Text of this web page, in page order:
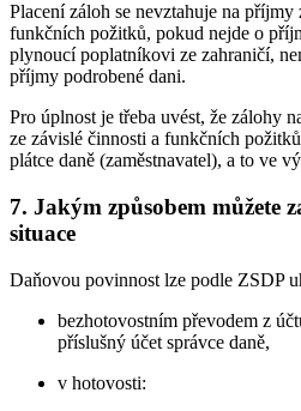
Placení záloh se nevztahuje na příjmy
funkčních požitků, pokud nejde o
plynoucí poplatníkovi ze zahraničí,
příjmy podrobené dani.
Pro úplnost je třeba uvést, že zálohy
ze závislé činnosti a funkčních
plátce daně (zaměstnavatel), a to ve
7. Jakým způsobem můžete
situace
Daňovou povinnost lze podle ZSDP
bezhotovostním převodem z
příslušný účet správce daně,
v hotovosti: